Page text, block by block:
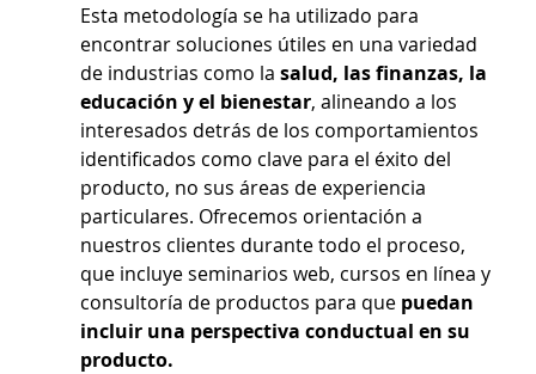
Esta metodología se ha utilizado para
encontrar soluciones útiles en una variedad
de industrias como la salud, las finanzas, la
educación y el bienestar, alineando a los
interesados detrás de los comportamientos
identificados como clave para el éxito del
producto, no sus áreas de experiencia
particulares. Ofrecemos orientación a
nuestros clientes durante todo el proceso,
que incluye seminarios web, cursos en línea y
consultoría de productos para que puedan
incluir una perspectiva conductual en su
producto.